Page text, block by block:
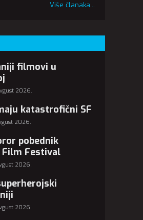
Više članaka...
filmovi u
2026.
katastrofični SF
2026.
pobednik
Film Festival
2026.
2026.